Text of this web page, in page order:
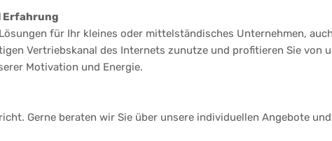
Erfahrung
für Ihr kleines oder mittelständisches Unternehmen,
Vertriebskanal des Internets zunutze und profitieren Sie
Motivation und Energie.
Gerne beraten wir Sie über unsere individuellen Angebote